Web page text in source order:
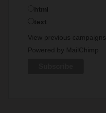
html
text
View previous campaigns.
Powered by MailChimp